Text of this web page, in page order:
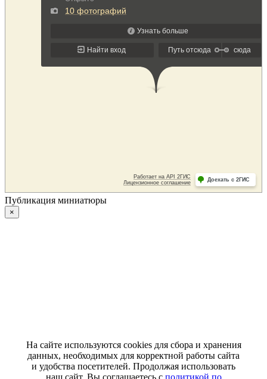
Публикация миниатюры
×
На сайте используются cookies для сбора и хранения
данных, необходимых для корректной работы сайта
и удобства посетителей. Продолжая использовать
наш сайт, Вы соглашаетесь с политикой по